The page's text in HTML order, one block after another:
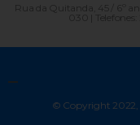
Rua da Quitanda, 45 / 6º
030 |
© Copyright 2022,